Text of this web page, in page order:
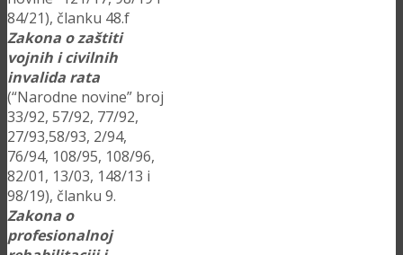
84/21), članku 48.f
Zakona o zaštiti
vojnih i civilnih
invalida rata
(“Narodne novine” broj
33/92, 57/92, 77/92,
27/93,58/93, 2/94,
76/94, 108/95, 108/96,
82/01, 13/03, 148/13 i
98/19), članku 9.
Zakona o
profesionalnoj